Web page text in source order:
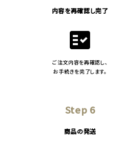
内容を再確認し完了
fact_check
ご注文内容を再確認し、
お手続きを完了します。
Step 6
商品の発送